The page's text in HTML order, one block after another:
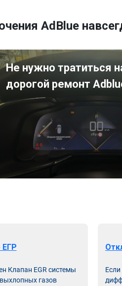
AdBlue
Не нужно тратиться
дорогой ремонт
ЕГР
Клапан EGR системы
газов